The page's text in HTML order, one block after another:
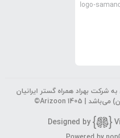
پیشرفته
شرکت بهراد همراه گستر ایرانیان
می‌باشد | ©Arizoon 1405
Designed by Vi